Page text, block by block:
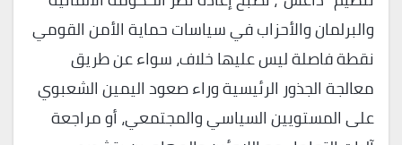
والبرلمان والأحزاب في سياسات حماية الأمن القومي
نقطة فاصلة ليس عليها خلاف، سواء عن طريق
معالجة الجذور الرئيسية وراء صعود اليمين الشعبوي
على المستويين السياسي والمجتمعي، أو مراجعة